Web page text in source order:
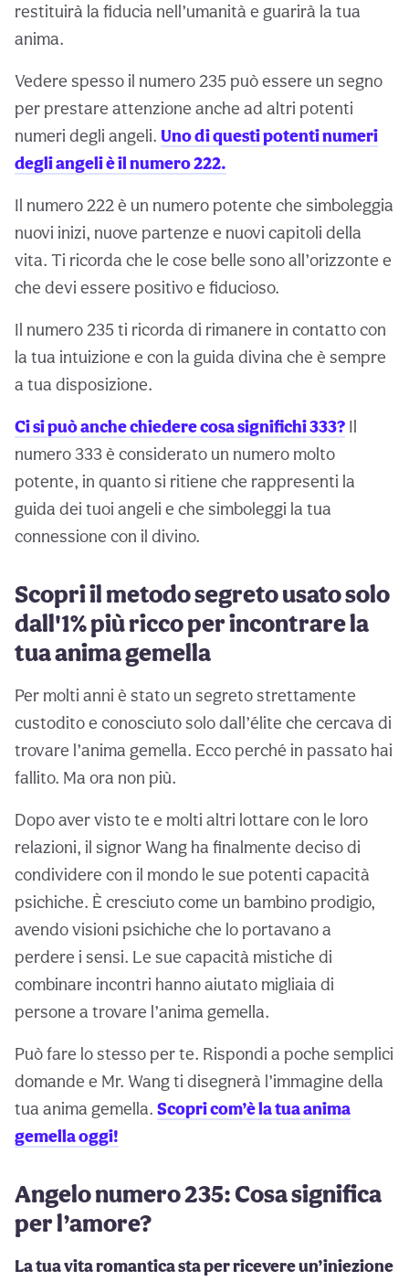
restituirà la fiducia nell’umanità e guarirà la tua
anima.
Vedere spesso il numero 235 può essere un segno
per prestare attenzione anche ad altri potenti
numeri degli angeli. Uno di questi potenti numeri
degli angeli è il numero 222.
Il numero 222 è un numero potente che simboleggia
nuovi inizi, nuove partenze e nuovi capitoli della
vita. Ti ricorda che le cose belle sono all’orizzonte e
che devi essere positivo e fiducioso.
Il numero 235 ti ricorda di rimanere in contatto con
la tua intuizione e con la guida divina che è sempre
a tua disposizione.
Ci si può anche chiedere cosa significhi 333? Il
numero 333 è considerato un numero molto
potente, in quanto si ritiene che rappresenti la
guida dei tuoi angeli e che simboleggi la tua
connessione con il divino.
Scopri il metodo segreto usato solo
dall'1% più ricco per incontrare la
tua anima gemella
Per molti anni è stato un segreto strettamente
custodito e conosciuto solo dall’élite che cercava di
trovare l’anima gemella. Ecco perché in passato hai
fallito. Ma ora non più.
Dopo aver visto te e molti altri lottare con le loro
relazioni, il signor Wang ha finalmente deciso di
condividere con il mondo le sue potenti capacità
psichiche. È cresciuto come un bambino prodigio,
avendo visioni psichiche che lo portavano a
perdere i sensi. Le sue capacità mistiche di
combinare incontri hanno aiutato migliaia di
persone a trovare l’anima gemella.
Può fare lo stesso per te. Rispondi a poche semplici
domande e Mr. Wang ti disegnerà l’immagine della
tua anima gemella. Scopri com’è la tua anima
gemella oggi!
Angelo numero 235: Cosa significa
per l’amore?
La tua vita romantica sta per ricevere un’iniezione